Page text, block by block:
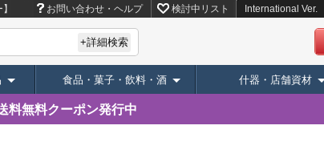
お問い合わせ・ヘルプ 検討中リスト International Ver.
+詳細検索
食品・菓子・飲料・酒 什器・店舗資材
料無料クーポン発行中